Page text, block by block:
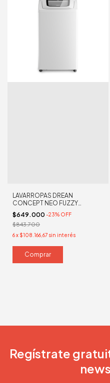
LAVARROPAS DREAN
CONCEPT NEO FUZZY
658BLANCO
$649.000 -23% OFF
$843.700
6x $108.166,67 sin interés
Regístrate